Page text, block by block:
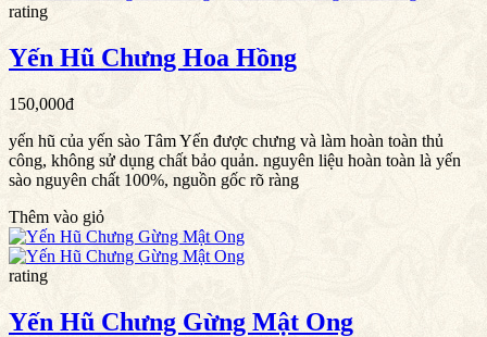
rating
Yến Hũ Chưng Hoa Hồng
150,000đ
yến hũ của yến sào Tâm Yến được chưng và làm hoàn toàn thủ
công, không sử dụng chất bảo quản. nguyên liệu hoàn toàn là yến
sào nguyên chất 100%, nguồn gốc rõ ràng
Thêm vào giỏ
rating
Yến Hũ Chưng Gừng Mật Ong